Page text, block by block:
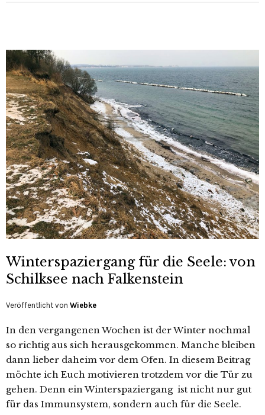
Winterspaziergang für die Seele: von
Schilksee nach Falkenstein
Veröffentlicht von Wiebke
In den vergangenen Wochen ist der Winter nochmal
so richtig aus sich herausgekommen. Manche bleiben
dann lieber daheim vor dem Ofen. In diesem Beitrag
möchte ich Euch motivieren trotzdem vor die Tür zu
gehen. Denn ein Winterspaziergang ist nicht nur gut
für das Immunsystem, sondern auch für die Seele.